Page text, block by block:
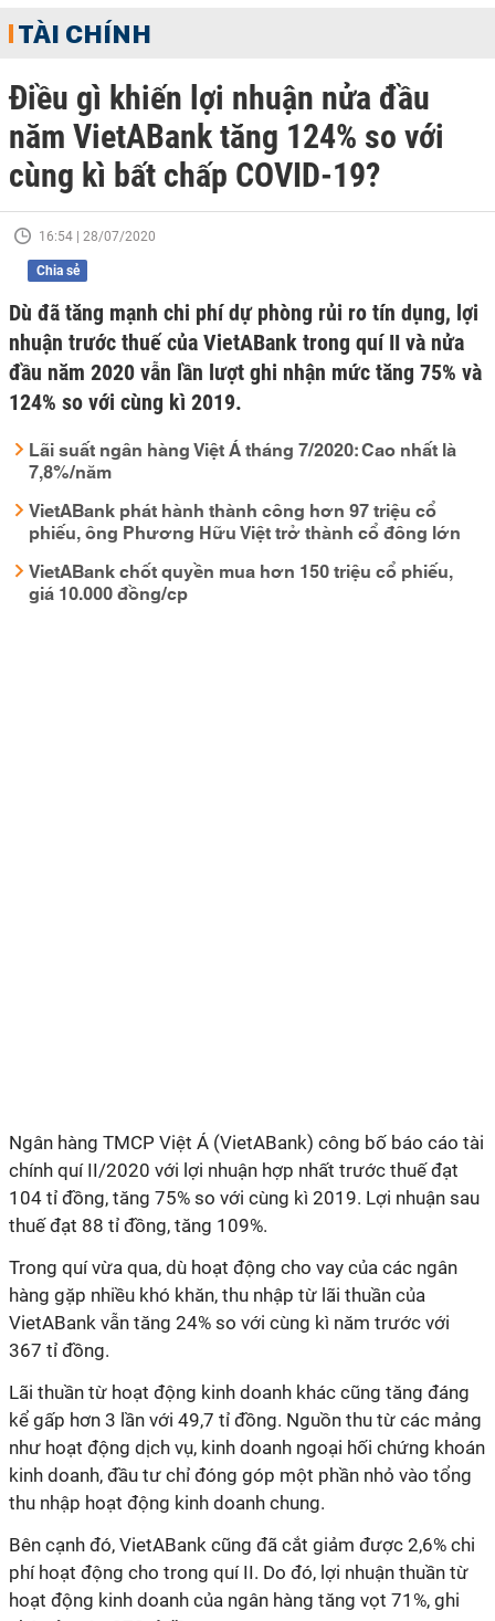
TÀI CHÍNH
Điều gì khiến lợi nhuận nửa đầu
năm VietABank tăng 124% so với
cùng kì bất chấp COVID-19?
16:54 | 28/07/2020
Chia sẻ
Dù đã tăng mạnh chi phí dự phòng rủi ro tín dụng, lợi
nhuận trước thuế của VietABank trong quí II và nửa
đầu năm 2020 vẫn lần lượt ghi nhận mức tăng 75% và
124% so với cùng kì 2019.
Lãi suất ngân hàng Việt Á tháng 7/2020: Cao nhất là
7,8%/năm
VietABank phát hành thành công hơn 97 triệu cổ
phiếu, ông Phương Hữu Việt trở thành cổ đông lớn
VietABank chốt quyền mua hơn 150 triệu cổ phiếu,
giá 10.000 đồng/cp
Ngân hàng TMCP Việt Á (VietABank) công bố báo cáo tài
chính quí II/2020 với lợi nhuận hợp nhất trước thuế đạt
104 tỉ đồng, tăng 75% so với cùng kì 2019. Lợi nhuận sau
thuế đạt 88 tỉ đồng, tăng 109%.
Trong quí vừa qua, dù hoạt động cho vay của các ngân
hàng gặp nhiều khó khăn, thu nhập từ lãi thuần của
VietABank vẫn tăng 24% so với cùng kì năm trước với
367 tỉ đồng.
Lãi thuần từ hoạt động kinh doanh khác cũng tăng đáng
kể gấp hơn 3 lần với 49,7 tỉ đồng. Nguồn thu từ các mảng
như hoạt động dịch vụ, kinh doanh ngoại hối chứng khoán
kinh doanh, đầu tư chỉ đóng góp một phần nhỏ vào tổng
thu nhập hoạt động kinh doanh chung.
Bên cạnh đó, VietABank cũng đã cắt giảm được 2,6% chi
phí hoạt động cho trong quí II. Do đó, lợi nhuận thuần từ
hoạt động kinh doanh của ngân hàng tăng vọt 71%, ghi